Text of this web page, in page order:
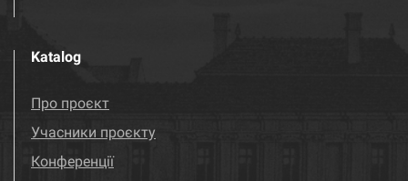
Katalog
Про проєкт
Учасники проєкту
Конференції